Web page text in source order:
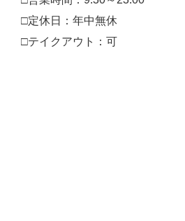
□定休日：年中無休
□テイクアウト：可